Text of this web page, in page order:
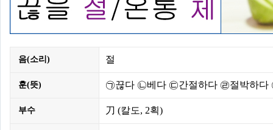
음(소리) 절
훈(뜻) ㉠끊다 ㉡베다 ㉢간절하다 ㉣절박하다
부수 刀 (칼도, 2획)